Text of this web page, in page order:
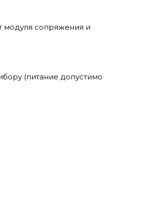
модуля сопряжения и
(питание допустимо